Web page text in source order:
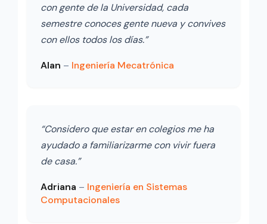
con gente de la Universidad, cada
semestre conoces gente nueva y convives
con ellos todos los días.”
Alan – Ingeniería Mecatrónica
“Considero que estar en colegios me ha
ayudado a familiarizarme con vivir fuera
de casa.”
Adriana – Ingeniería en Sistemas
Computacionales